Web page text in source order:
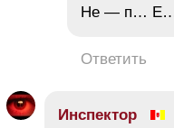
Не — п…
Ответить
Инспектор